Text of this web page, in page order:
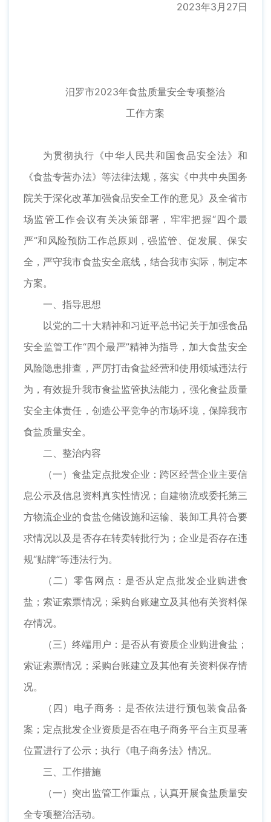
2023年3月27日
汨罗市2023年食盐质量安全专项整治
工作方案
为贯彻执行《中华人民共和国食品安全法》和
《食盐专营办法》等法律法规，落实《中共中央国务
院关于深化改革加强食品安全工作的意见》及全省市
场监管工作会议有关决策部署，牢牢把握“四个最
严”和风险预防工作总原则，强监管、促发展、保安
全，严守我市食盐安全底线，结合我市实际，制定本
方案。
一、指导思想
以党的二十大精神和习近平总书记关于加强食品
安全监管工作“四个最严”精神为指导，加大食盐安全
风险隐患排查，严厉打击食盐经营和使用领域违法行
为，有效提升我市食盐监管执法能力，强化食盐质量
安全主体责任，创造公平竞争的市场环境，保障我市
食盐质量安全。
二、整治内容
（一）食盐定点批发企业：跨区经营企业主要信
息公示及信息资料真实性情况；自建物流或委托第三
方物流企业的食盐仓储设施和运输、装卸工具符合要
求情况以及是否存在转卖转批行为；企业是否存在违
规“贴牌”等违法行为。
（二）零售网点：是否从定点批发企业购进食
盐；索证索票情况；采购台账建立及其他有关资料保
存情况。
（三）终端用户：是否从有资质企业购进食盐；
索证索票情况；采购台账建立及其他有关资料保存情
况。
（四）电子商务：是否依法进行预包装食品备
案；定点批发企业资质是否在电子商务平台主页显著
位置进行了公示；执行《电子商务法》情况。
三、工作措施
（一）突出监管工作重点，认真开展食盐质量安
全专项整治活动。